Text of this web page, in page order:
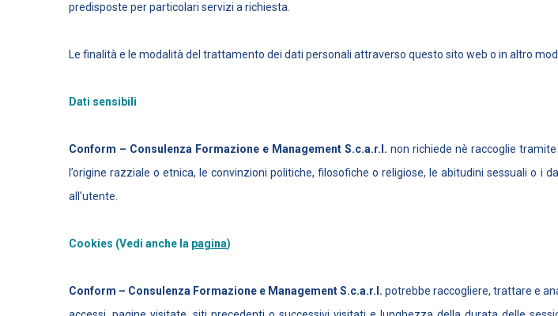
predisposte per particolari servizi a richiesta.
Le finalità e le modalità del trattamento dei dati personali attraverso questo sito web o in altro
Dati sensibili
Conform – Consulenza Formazione e Management S.c.a.r.l. non richiede nè raccoglie
l’origine razziale o etnica, le convinzioni politiche, filosofiche o religiose, le abitudini sessuali o
all’utente.
Cookies (Vedi anche la pagina)
Conform – Consulenza Formazione e Management S.c.a.r.l. potrebbe raccogliere, trattare e